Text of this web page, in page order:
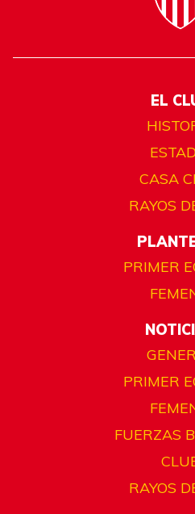
EL
CASA
RAYOS
PRIMER
PRIMER
FUERZAS
RAYOS